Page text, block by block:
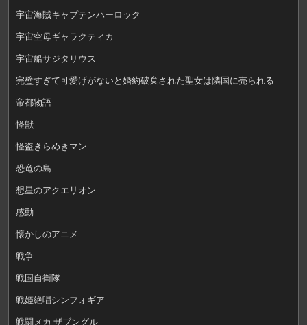
宇宙海賊キャプテンハーロック
宇宙空母ギャラクティカ
宇宙船サジタリウス
完璧すぎて可愛げがないと婚約破棄された聖女は隣国に売られる
帝都物語
怪獣
怪盗きらめきマン
恐竜の島
想星のアクエリオン
感動
懐かしのアニメ
戦争
戦国自衛隊
戦姫絶唱シンフォギア
戦闘メカ ザブングル